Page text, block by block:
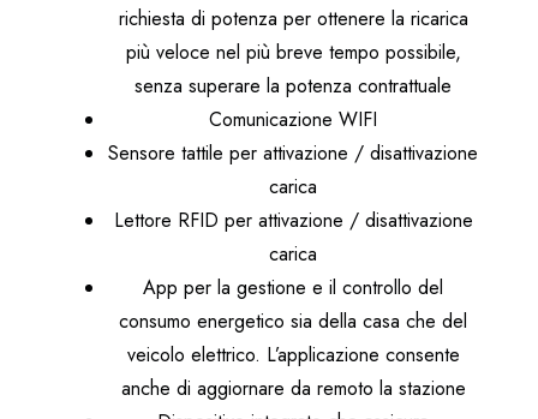
richiesta di potenza per ottenere la ricarica
più veloce nel più breve tempo possibile,
senza superare la potenza contrattuale
Comunicazione WIFI
Sensore tattile per attivazione / disattivazione
carica
Lettore RFID per attivazione / disattivazione
carica
App per la gestione e il controllo del
consumo energetico sia della casa che del
veicolo elettrico. L’applicazione consente
anche di aggiornare da remoto la stazione